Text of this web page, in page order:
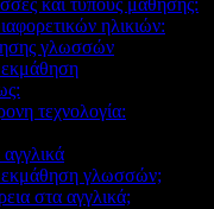
ηλικιών:
γλωσσών
τεχνολογία:
εκμάθηση γλωσσών;
στα αγγλικά;